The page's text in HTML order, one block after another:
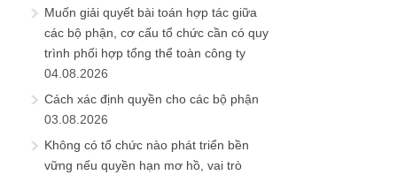
Muốn giải quyết bài toán hợp tác giữa
các bộ phận, cơ cấu tổ chức cần có quy
trình phối hợp tổng thể toàn công ty
04.08.2026
Cách xác định quyền cho các bộ phận
03.08.2026
Không có tổ chức nào phát triển bền
vững nếu quyền hạn mơ hồ, vai trò